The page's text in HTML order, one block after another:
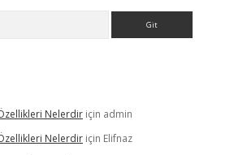
Nelerdir için admin
Nelerdir için Elifnaz